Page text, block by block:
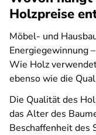
Holzpreise
Möbel- und
Energiegewinnung
Wie Holz
ebenso wie die
Die Qualität des
das Alter des
Beschaffenheit des